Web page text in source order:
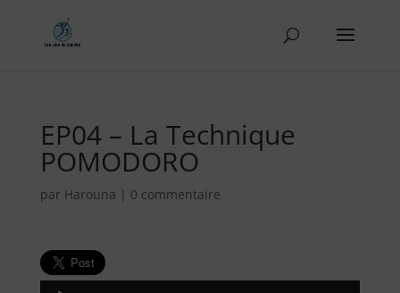
EP04 – La Technique
POMODORO
par Harouna | 0 commentaire